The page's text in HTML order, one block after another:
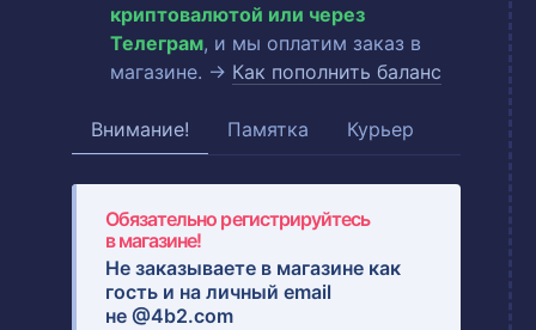
криптовалютой или через
Телеграм, и мы оплатим заказ в
магазине. → Как пополнить баланс
Внимание! Памятка Курьер
Обязательно регистрируйтесь
в магазине!
Не заказываете в магазине как
гость и на личный email
не @4b2.com